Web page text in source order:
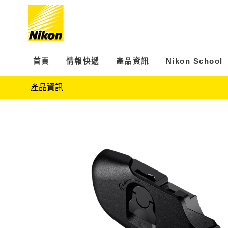
首頁 情報快遞 產品資訊 Nikon School
產品資訊